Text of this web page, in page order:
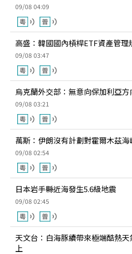
09/08 04:09
高盛：韓國國內槓桿ETF資產管理
09/08 03:47
烏克蘭外交部：無意向保加利亞
09/08 03:21
萬斯：伊朗沒有計劃對霍爾木茲
09/08 02:54
日本岩手縣近海發生5.6級地震
09/08 02:45
天文台：白海豚續帶來極端酷熱
上